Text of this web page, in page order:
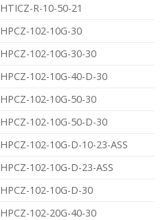
HTICZ-R-10-50-21
HPCZ-102-10G-30
HPCZ-102-10G-30-30
HPCZ-102-10G-40-D-30
HPCZ-102-10G-50-30
HPCZ-102-10G-50-D-30
HPCZ-102-10G-D-10-23-ASS
HPCZ-102-10G-D-23-ASS
HPCZ-102-10G-D-30
HPCZ-102-20G-40-30